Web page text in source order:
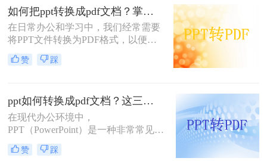
详细介绍几种将PPT转换成PDF的方
法。
如何把ppt转换成pdf文档？掌握这3个方法，工作效率直接翻倍！
在日常办公和学习中，我们经常需要
将PPT文件转换为PDF格式，以便更
方便地分享、查看和打印。那么如何
把PPT转换成PDF文档呢？本文将介
赞 踩
ppt如何转换成pdf文档？这三种转换方法超实用！
在现代办公环境中，
PPT（PowerPoint）是一种非常常见的
文件格式，被广泛用于展示和演示。
然而，有时我们可能需要将PPT文件
赞 踩